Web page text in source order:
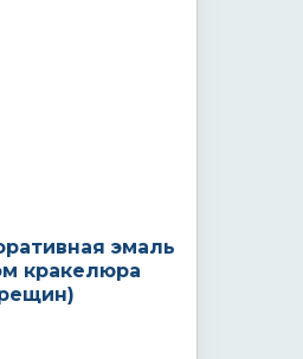
эмаль
кракелюра